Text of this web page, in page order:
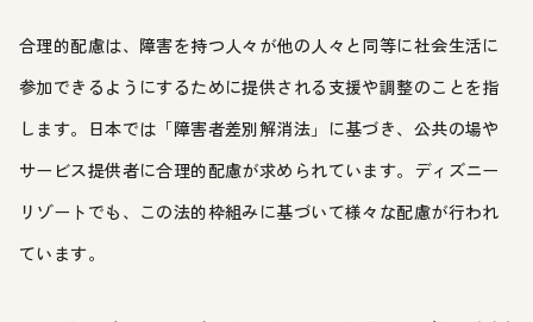
合理的配慮は、障害を持つ人々が他の人々と同等に社会生活に
参加できるようにするために提供される支援や調整のことを指
します。日本では「障害者差別解消法」に基づき、公共の場や
サービス提供者に合理的配慮が求められています。ディズニー
リゾートでも、この法的枠組みに基づいて様々な配慮が行われ
ています。